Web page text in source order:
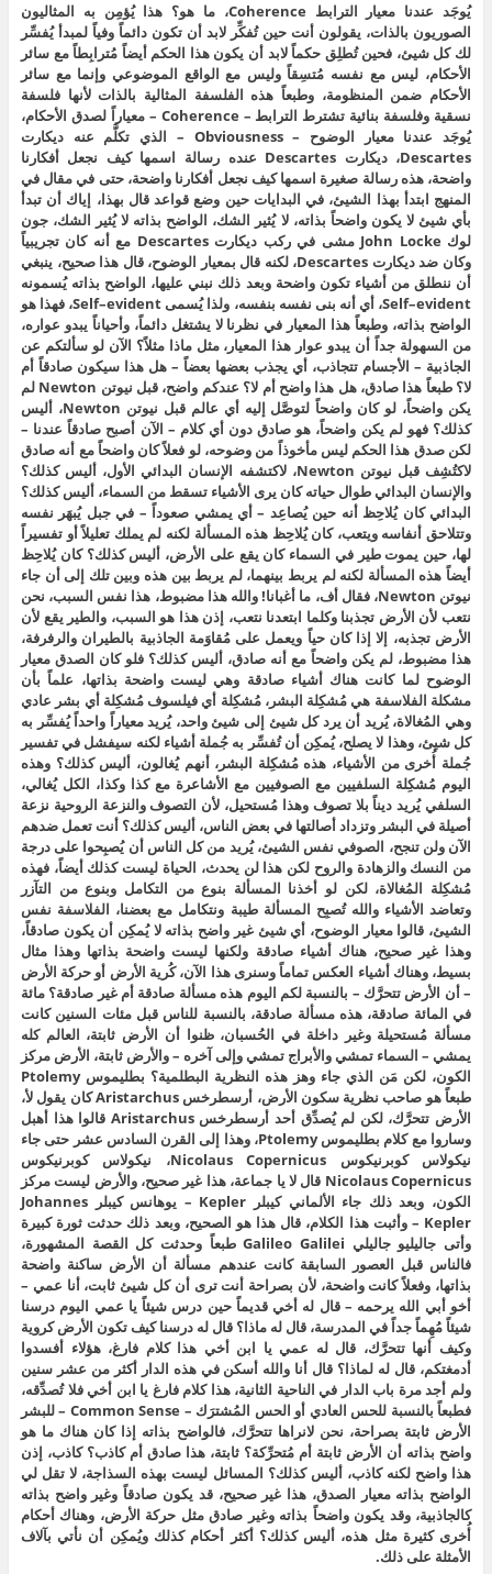
يُوجَد عندنا معيار الترابط Coherence، ما هو؟ هذا يُؤمِن به المثاليون
الصوريون بالذات، يقولون أنت حين تُفكِّر لابد أن تكون دائماً وفياً لمبدأ يُفسِّر
لك كل شيئ، فحين تُطلِق حكماً لابد أن يكون هذا الحكم أيضاً مُترابِطاً مع سائر
الأحكام، ليس مع نفسه مُتسِقاً وليس مع الواقع الموضوعي وإنما مع سائر
الأحكام ضمن المنظومة، وطبعاً هذه الفلسفة المثالية بالذات لأنها فلسفة
نسقية وفلسفة بنائية تشترط الترابط – Coherence – معياراً لصدق الأحكام،
يُوجَد عندنا معيار الوضوح – Obviousness – الذي تكلَّم عنه ديكارت
Descartes، ديكارت Descartes عنده رسالة اسمها كيف نجعل أفكارنا
واضحة، هذه رسالة صغيرة اسمها كيف نجعل أفكارنا واضحة، حتى في مقال في
المنهج ابتدأ بهذا الشيئ، في البدايات حين وضع قواعد قال بهذا، إياك أن تبدأ
بأي شيئ لا يكون واضحاً بذاته، لا يُثير الشك، الواضح بذاته لا يُثير الشك، جون
لوك John Locke مشى في ركب ديكارت Descartes مع أنه كان تجريبياً
وكان ضد ديكارت Descartes، لكنه قال بمعيار الوضوح، قال هذا صحيح، ينبغي
أن ننطلق من أشياء تكون واضحة وبعد ذلك نبني عليها، الواضح بذاته يُسمونه
Self–evident، أي أنه بنى نفسه بنفسه، ولذا يُسمى Self–evident، فهذا هو
الواضح بذاته، وطبعاً هذا المعيار في نظرنا لا يشتغل دائماً، وأحياناً يبدو عواره،
من السهولة جداً أن يبدو عوار هذا المعيار، مثل ماذا مثلاً؟ الآن لو سألتكم عن
الجاذبية – الأجسام تتجاذب، أي يجذب بعضها بعضاً – هل هذا سيكون صادقاً أم
لا؟ طبعاً هذا صادق، هل هذا واضح أم لا؟ عندكم واضح، قبل نيوتن Newton لم
يكن واضحاً، لو كان واضحاً لتوصَّل إليه أي عالم قبل نيوتن Newton، أليس
كذلك؟ فهو لم يكن واضحاً، هو صادق دون أي كلام – الآن أصبح صادقاً عندنا –
لكن صدق هذا الحكم ليس مأخوذاً من وضوحه، لو فعلاً كان واضحاً مع أنه صادق
لاكتُشِف قبل نيوتن Newton، لاكتشفه الإنسان البدائي الأول، أليس كذلك؟
والإنسان البدائي طوال حياته كان يرى الأشياء تسقط من السماء، أليس كذلك؟
البدائي كان يُلاحِظ أنه حين يُصاعِد – أي يمشي صعوداً – في جبل يُبهَر نفسه
وتتلاحق أنفاسه ويتعب، كان يُلاحِظ هذه المسألة لكنه لم يملك تعليلاً أو تفسيراً
لها، حين يموت طير في السماء كان يقع على الأرض، أليس كذلك؟ كان يُلاحِظ
أيضاً هذه المسألة لكنه لم يربط بينهما، لم يربط بين هذه وبين تلك إلى أن جاء
نيوتن Newton، فقال أف، ما أغبانا! والله هذا مضبوط، هذا نفس السبب، نحن
نتعب لأن الأرض تجذبنا وكلما ابتعدنا نتعب، إذن هذا هو السبب، والطير يقع لأن
الأرض تجذبه، إلا إذا كان حياً ويعمل على مُقاوَمة الجاذبية بالطيران والرفرفة،
هذا مضبوط، لم يكن واضحاً مع أنه صادق، أليس كذلك؟ فلو كان الصدق معيار
الوضوح لما كانت هناك أشياء صادقة وهي ليست واضحة بذاتها، علماً بأن
مشكلة الفلاسفة هي مُشكِلة البشر، مُشكِلة أي فيلسوف مُشكِلة أي بشر عادي
وهي المُغالاة، يُريد أن يرد كل شيئ إلى شيئ واحد، يُريد معياراً واحداً يُفسِّر به
كل شيئ، وهذا لا يصلح، يُمكِن أن تُفسِّر به جُملة أشياء لكنه سيفشل في تفسير
جُملة أُخرى من الأشياء، هذه مُشكِلة البشر، أنهم يُغالون، أليس كذلك؟ وهذه
اليوم مُشكِلة السلفيين مع الصوفيين مع الأشاعرة مع كذا وكذا، الكل يُغالي،
السلفي يُريد ديناً بلا تصوف وهذا مُستحيل، لأن التصوف والنزعة الروحية نزعة
أصيلة في البشر وتزداد أصالتها في بعض الناس، أليس كذلك؟ أنت تعمل ضدهم
الآن ولن تنجح، الصوفي نفس الشيئ، يُريد من كل الناس أن يُصبِحوا على درجة
من النسك والزهادة والروح لكن هذا لن يحدث، الحياة ليست كذلك أيضاً، فهذه
مُشكِلة المُغالاة، لكن لو أخذنا المسألة بنوع من التكامل وبنوع من التآزر
وتعاضد الأشياء والله تُصبِح المسألة طيبة ونتكامل مع بعضنا، الفلاسفة نفس
الشيئ، قالوا معيار الوضوح، أي شيئ غير واضح بذاته لا يُمكِن أن يكون صادقاً،
وهذا غير صحيح، هناك أشياء صادقة ولكنها ليست واضحة بذاتها وهذا مثال
بسيط، وهناك أشياء العكس تماماً وسنرى هذا الآن، كُرية الأرض أو حركة الأرض
– أن الأرض تتحرَّك – بالنسبة لكم اليوم هذه مسألة صادقة أم غير صادقة؟ مائة
في المائة صادقة، هذه مسألة صادقة، بالنسبة للناس قبل مئات السنين كانت
مسألة مُستحيلة وغير داخلة في الحُسبان، ظنوا أن الأرض ثابتة، العالم كله
يمشي – السماء تمشي والأبراج تمشي وإلى آخره – والأرض ثابتة، الأرض مركز
الكون، لكن مَن الذي جاء وهز هذه النظرية البطلمية؟ بطليموس Ptolemy
طبعاً هو صاحب نظرية سكون الأرض، أرسطرخس Aristarchus كان يقول لأ،
الأرض تتحرَّك، لكن لم يُصدِّق أحد أرسطرخس Aristarchus قالوا هذا أهبل
وساروا مع كلام بطليموس Ptolemy، وهذا إلى القرن السادس عشر حتى جاء
نيكولاس كوبرنيكوس Nicolaus Copernicus، نيكولاس كوبرنيكوس
Nicolaus Copernicus قال لا يا جماعة، هذا غير صحيح، والأرض ليست مركز
الكون، وبعد ذلك جاء الألماني كيبلر Kepler – يوهانس كيبلر Johannes
Kepler – وأثبت هذا الكلام، قال هذا هو الصحيح، وبعد ذلك حدثت ثورة كبيرة
وأتى جاليليو جاليلي Galileo Galilei طبعاً وحدثت كل القصة المشهورة،
فالناس قبل العصور السابقة كانت عندهم مسألة أن الأرض ساكنة واضحة
بذاتها، وفعلاً كانت واضحة، لأن بصراحة أنت ترى أن كل شيئ ثابت، أنا عمي –
أخو أبي الله يرحمه – قال له أخي قديماً حين درس شيئاً يا عمي اليوم درسنا
شيئاً مُهِماً جداً في المدرسة، قال له ماذا؟ قال له درسنا كيف تكون الأرض كروية
وكيف أنها تتحرَّك، قال له عمي يا ابن أخي هذا كلام فارغ، هؤلاء أفسدوا
أدمغتكم، قال له لماذا؟ قال أنا والله أسكن في هذه الدار أكثر من عشر سنين
ولم أجد مرة باب الدار في الناحية الثانية، هذا كلام فارغ يا ابن أخي فلا تُصدِّقه،
فطبعاً بالنسبة للحس العادي أو الحس المُشترَك – Common Sense – للبشر
الأرض ثابتة بصراحة، نحن لانراها تتحرَّك، فالواضح بذاته إذا كان هناك ما هو
واضح بذاته أن الأرض ثابتة أم مُتحرِّكة؟ ثابتة، هذا صادق أم كاذب؟ كاذب، إذن
هذا واضح لكنه كاذب، أليس كذلك؟ المسائل ليست بهذه السذاجة، لا تقل لي
الواضح بذاته معيار الصدق، هذا غير صحيح، قد يكون صادقاً وغير واضح بذاته
كالجاذبية، وقد يكون واضحاً بذاته وغير صادق مثل حركة الأرض، وهناك أحكام
أُخرى كثيرة مثل هذه، أليس كذلك؟ أكثر أحكام كذلك ويُمكِن أن نأتي بآلاف
الأمثلة على ذلك.